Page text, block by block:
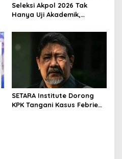
Seleksi Akpol 2026 Tak
Hanya Uji Akademik,
Penilaian
SETARA Institute Dorong
KPK Tangani Kasus Febrie